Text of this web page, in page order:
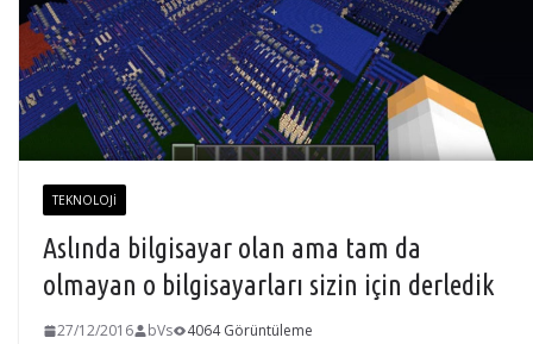
TEKNOLOJI
Aslında bilgisayar olan ama tam da
olmayan o bilgisayarları sizin için derledik
27/12/2016 bVs
4064 Görüntüleme